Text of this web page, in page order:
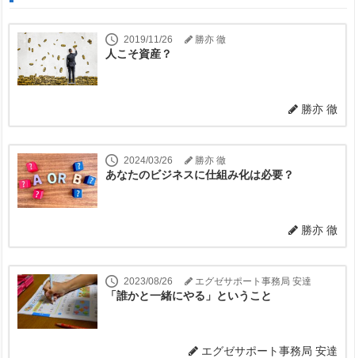
2019/11/26 勝亦 徹
人こそ資産？
勝亦 徹
2024/03/26 勝亦 徹
あなたのビジネスに仕組み化は必要？
勝亦 徹
2023/08/26 エグゼサポート事務局 安達
「誰かと一緒にやる」ということ
エグゼサポート事務局 安達